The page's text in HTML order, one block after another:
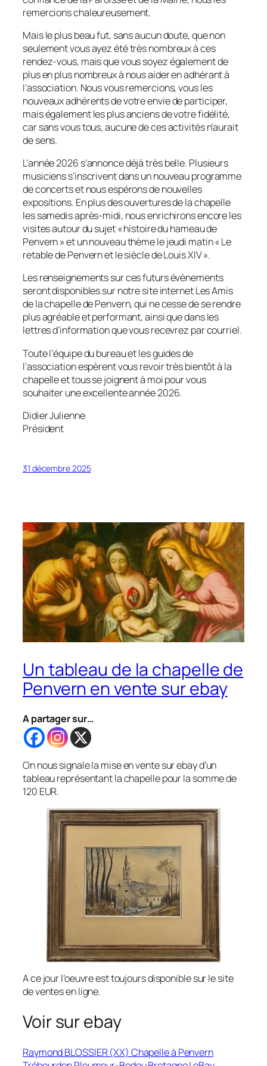
remercions chaleureusement.
Mais le plus beau fut, sans aucun doute, que non
seulement vous ayez été très nombreux à ces
rendez-vous, mais que vous soyez également de
plus en plus nombreux à nous aider en adhérant à
l’association. Nous vous remercions, vous les
nouveaux adhérents de votre envie de participer,
mais également les plus anciens de votre fidélité,
car sans vous tous, aucune de ces activités n’aurait
de sens.
L’année 2026 s’annonce déjà très belle. Plusieurs
musiciens s’inscrivent dans un nouveau programme
de concerts et nous espérons de nouvelles
expositions. En plus des ouvertures de la chapelle
les samedis après-midi, nous enrichirons encore les
visites autour du sujet « histoire du hameau de
Penvern » et un nouveau thème le jeudi matin « Le
retable de Penvern et le siècle de Louis XIV ».
Les renseignements sur ces futurs évènements
seront disponibles sur notre site internet Les Amis
de la chapelle de Penvern, qui ne cesse de se rendre
plus agréable et performant, ainsi que dans les
lettres d’information que vous recevrez par courriel.
Toute l’équipe du bureau et les guides de
l’association espèrent vous revoir très bientôt à la
chapelle et tous se joignent à moi pour vous
souhaiter une excellente année 2026.
Didier Julienne
Président
31 décembre 2025
Un tableau de la chapelle de
Penvern en vente sur ebay
A partager sur…
On nous signale la mise en vente sur ebay d’un
tableau représentant la chapelle pour la somme de
120 EUR.
A ce jour l’oeuvre est toujours disponible sur le site
de ventes en ligne.
Voir sur ebay
Raymond BLOSSIER (XX) Chapelle à Penvern